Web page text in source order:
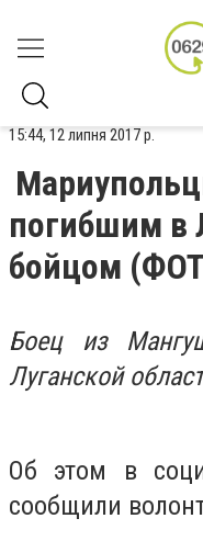
15:44, 12 липня 2017 р.
погибшим в
бойцом
Боец из
Луганской
Об этом в
сообщили